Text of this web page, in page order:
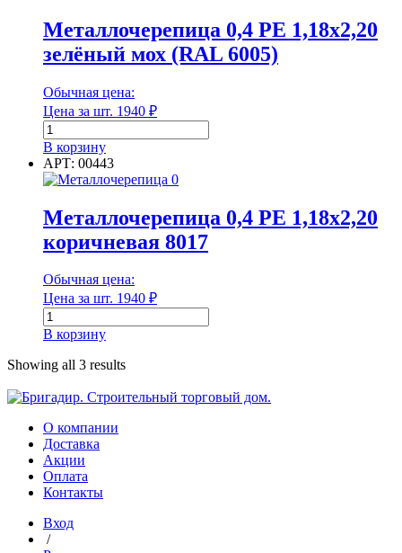
Диаметр внутренний
Единица измерения
Единица измерения
Форма
Форма
Группа горючести
Класс эмиссии
Класс эмиссии
1,18х2,20
винно-
красная
(RAL
3005)
Металлочерепица 0,4 РЕ 1,18х2,20
зелёный мох (RAL 6005)
Обычная цена:
Цена за шт. 1940 ₽
Количество
товара
Металлочерепица
0,4
1,18х2,20
зелёный
мох
(RAL
6005)
В корзину
АРТ: 00443
Металлочерепица 0,4 РЕ 1,18х2,20
коричневая 8017
Обычная цена:
Цена за шт. 1940 ₽
Количество
товара
0,4
1,18х2,20
8017
В корзину
Showing all 3 results
О компании
Доставка
Акции
Оплата
Контакты
Вход
/